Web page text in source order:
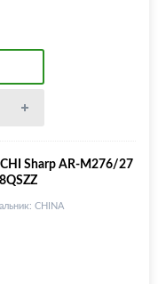
Sharp AR-M276/27
CHINA